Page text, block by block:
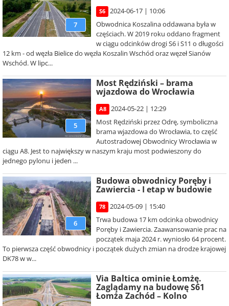
7
S6
2024-06-17 | 10:06
Obwodnica Koszalina oddawana była w
częściach. W 2019 roku oddano fragment
w ciągu odcinków drogi S6 i S11 o długości
12 km - od węzła Bielice do węzła Koszalin Wschód oraz węzeł Sianów
Wschód. W lipc...
5
Most Rędziński – brama
wjazdowa do Wrocławia
A8
2024-05-22 | 12:29
Most Rędziński przez Odrę, symboliczna
brama wjazdowa do Wrocławia, to część
Autostradowej Obwodnicy Wrocławia w
ciągu A8. Jest to największy w naszym kraju most podwieszony do
jednego pylonu i jeden ...
6
Budowa obwodnicy Poręby i
Zawiercia - I etap w budowie
78
2024-05-09 | 15:40
Trwa budowa 17 km odcinka obwodnicy
Poręby i Zawiercia. Zaawansowanie prac na
początek maja 2024 r. wyniosło 64 procent.
To pierwsza część obwodnicy i początek dużych zmian na drodze krajowej
DK78 w w...
Via Baltica ominie Łomżę.
Zaglądamy na budowę S61
Łomża Zachód – Kolno